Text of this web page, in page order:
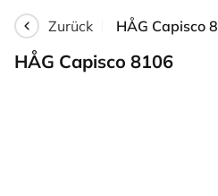
Zurück
HÅG Capisco 8106